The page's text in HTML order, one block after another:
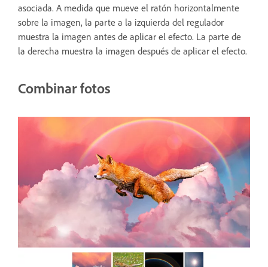
asociada. A medida que mueve el ratón horizontalmente
sobre la imagen, la parte a la izquierda del regulador
muestra la imagen antes de aplicar el efecto. La parte de
la derecha muestra la imagen después de aplicar el efecto.
Combinar fotos